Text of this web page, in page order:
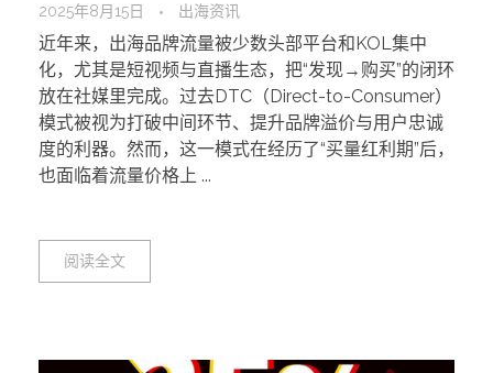
2025年8月15日 出海资讯
近年来，出海品牌流量被少数头部平台和KOL集中
化，尤其是短视频与直播生态，把“发现→购买”的闭环
放在社媒里完成。过去DTC（Direct-to-Consumer）
模式被视为打破中间环节、提升品牌溢价与用户忠诚
度的利器。然而，这一模式在经历了“买量红利期”后，
也面临着流量价格上 ...
阅读全文